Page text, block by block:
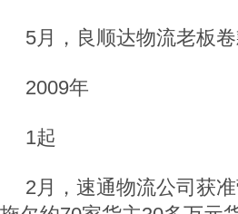
5月，良顺达物流老板
2009年
1起
2月，速通物流公司获